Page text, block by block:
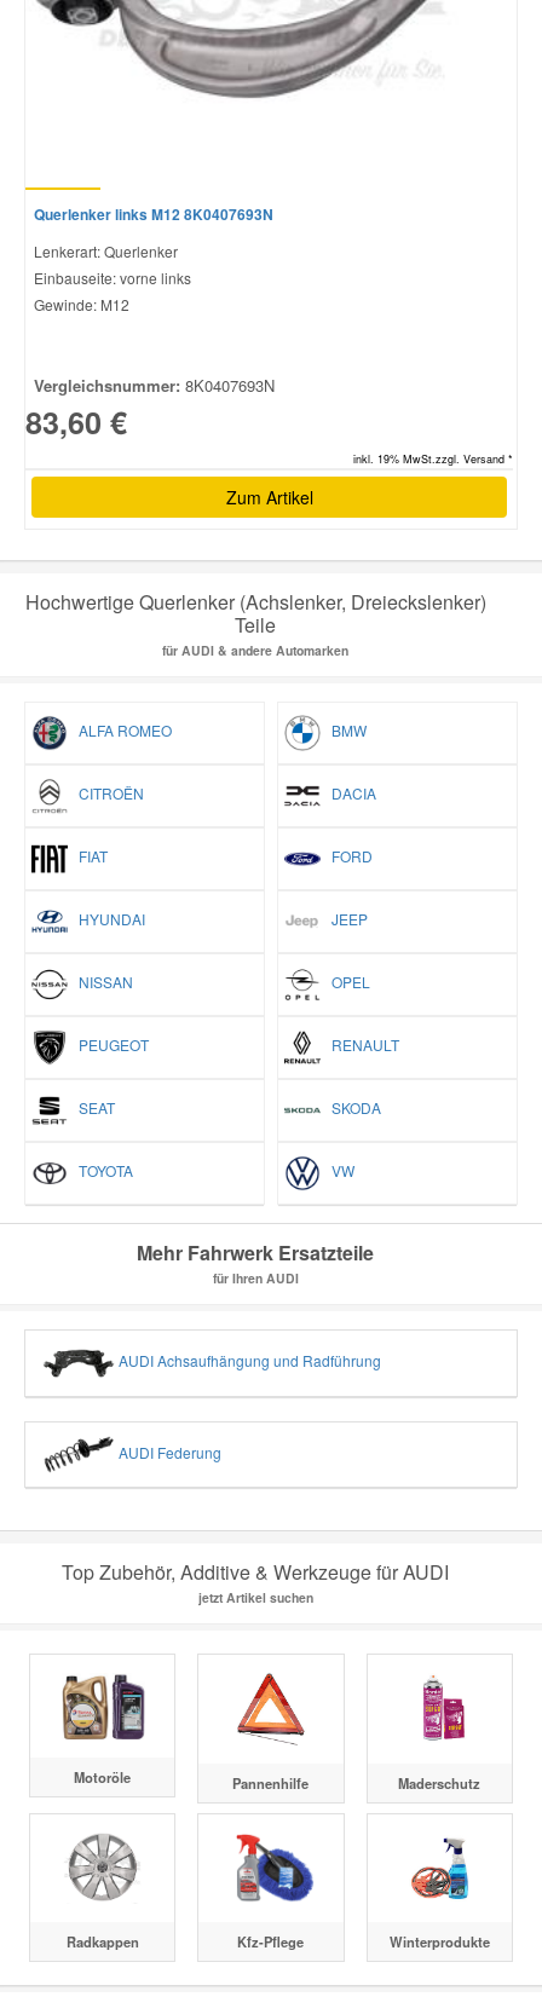
Querlenker links M12 8K0407693N
Lenkerart: Querlenker
Einbauseite: vorne links
Gewinde: M12
Vergleichsnummer: 8K0407693N
83,60 €
inkl. 19% MwSt.zzgl. Versand *
Zum Artikel
Hochwertige Querlenker (Achslenker, Dreieckslenker)
Teile
für AUDI & andere Automarken
ALFA ROMEO BMW
CITROËN DACIA
FIAT FORD
HYUNDAI JEEP
NISSAN OPEL
PEUGEOT RENAULT
SEAT SKODA
TOYOTA VW
Mehr Fahrwerk Ersatzteile
für Ihren AUDI
AUDI Achsaufhängung und Radführung
AUDI Federung
Top Zubehör, Additive & Werkzeuge für AUDI
jetzt Artikel suchen
Motoröle Pannenhilfe Maderschutz
Radkappen Kfz-Pflege Winterprodukte